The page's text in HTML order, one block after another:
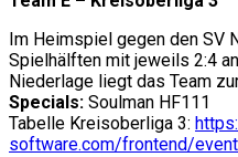
Im Heimspiel gegen den SV
Spielhälften mit jeweils 2:4
Niederlage liegt das Team
Specials: Soulman HF111
Tabelle Kreisoberliga 3:
software.com/frontend/